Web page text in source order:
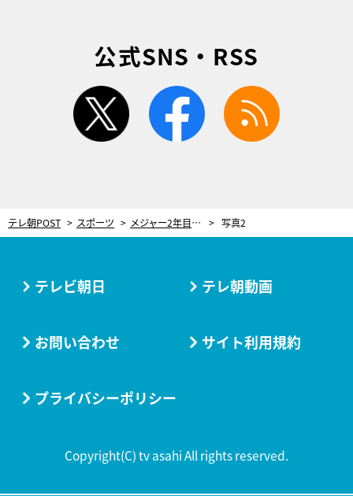
公式SNS・RSS
twitter facebook
テレ朝POST スポーツ メジャー2年目・菊池雄星、リスク覚悟で挑んだ“直球改革“で手応え。ダルビッシュも「マジですごい」 写真2
テレビ朝日 テレ朝動画
お問い合わせ サイト利用規約
プライバシーポリシー
Copyright(C) tv asahi All rights reserved.